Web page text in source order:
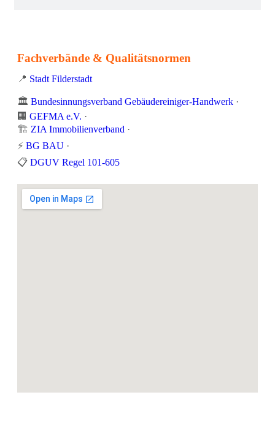
Fachverbände & Qualitätsnormen
📍 Stadt Filderstadt
🏛️ Bundesinnungsverband Gebäudereiniger-Handwerk ·
🏢 GEFMA e.V. ·
🏗️ ZIA Immobilienverband ·
⚡ BG BAU ·
📋 DGUV Regel 101-605